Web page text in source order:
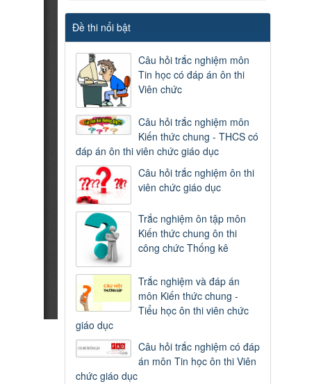
Đề thi nổi bật
Câu hỏi trắc nghiệm môn
Tin học có đáp án ôn thi
Viên chức
Câu hỏi trắc nghiệm môn
Kiến thức chung - THCS có
đáp án ôn thi viên chức giáo dục
Câu hỏi trắc nghiệm ôn thi
viên chức giáo dục
Trắc nghiệm ôn tập môn
Kiến thức chung ôn thi
công chức Thống kê
Trắc nghiệm và đáp án
môn Kiến thức chung -
Tiểu học ôn thi viên chức
giáo dục
Câu hỏi trắc nghiệm có đáp
án môn Tin học ôn thi Viên
chức giáo dục